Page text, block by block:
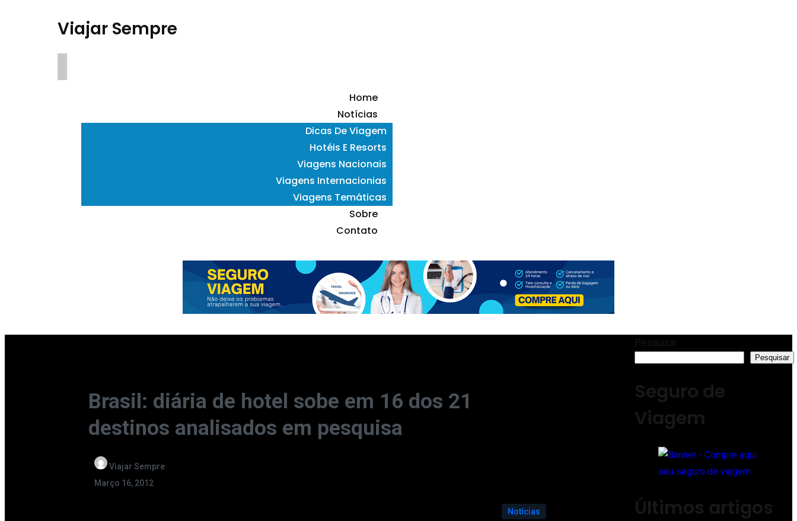
Viajar Sempre
Home
Notícias
Dicas De Viagem
Hotéis E Resorts
Viagens Nacionais
Viagens Internacionias
Viagens Temáticas
Sobre
Contato
Brasil: diária de hotel sobe em 16 dos 21
destinos analisados em pesquisa
Viajar Sempre
Março 16, 2012
Notícias
Pesquisar
Pesquisar
Seguro de
Viagem
Últimos artigos